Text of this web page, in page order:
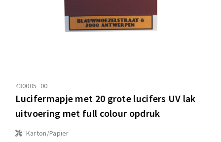
430005_00
Lucifermapje met 20 grote lucifers UV lak
uitvoering met full colour opdruk
Karton/Papier